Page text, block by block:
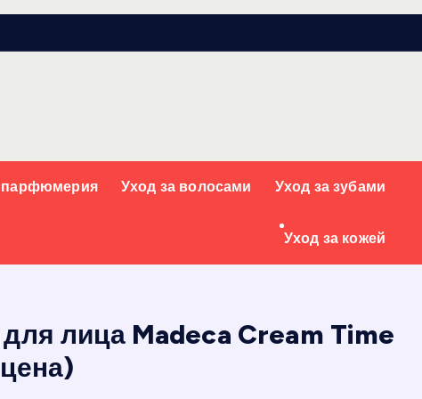
парфюмерия Уход за волосами Уход за зубами
Уход за кожей
лица Madeca Cream Time